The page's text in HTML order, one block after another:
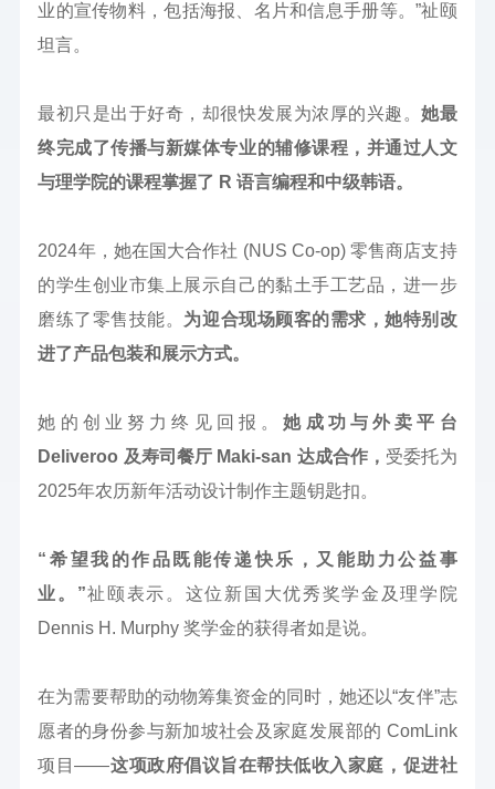
业的宣传物料，包括海报、名片和信息手册等。”祉颐
坦言。
最初只是出于好奇，却很快发展为浓厚的兴趣。她最
终完成了传播与新媒体专业的辅修课程，并通过人文
与理学院的课程掌握了 R 语言编程和中级韩语。
2024年，她在国大合作社 (NUS Co-op) 零售商店支持
的学生创业市集上展示自己的黏土手工艺品，进一步
磨练了零售技能。 为迎合现场顾客的需求，她特别改
进了产品包装和展示方式。
她的创业努力终见回报。她成功与外卖平台
Deliveroo 及寿司餐厅 Maki-san 达成合作， 受委托为
2025年农历新年活动设计制作主题钥匙扣。
“希望我的作品既能传递快乐，又能助力公益事
业。”祉颐表示。这位新国大优秀奖学金及理学院
Dennis H. Murphy 奖学金的获得者如是说。
在为需要帮助的动物筹集资金的同时，她还以“友伴”志
愿者的身份参与新加坡社会及家庭发展部的 ComLink
项目——这项政府倡议旨在帮扶低收入家庭，促进社